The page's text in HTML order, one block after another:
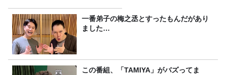
一番弟子の梅之丞とすったもんだがあり
ました…
この番組、「TAMIYA」がバズってま